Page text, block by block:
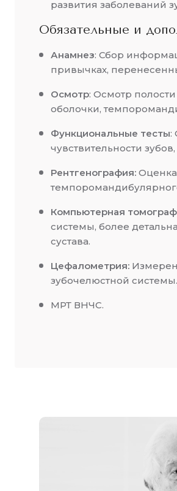
развития заболеваний
Обязательные и
Анамнез: Сбор
привычках,
Осмотр: Осмотр
оболочки,
Функциональные тесты:
чувствительности
Рентгенография: Оценка
Компьютерная
системы, более
сустава.
Цефалометрия:
зубочелюстной системы.
МРТ ВНЧС.